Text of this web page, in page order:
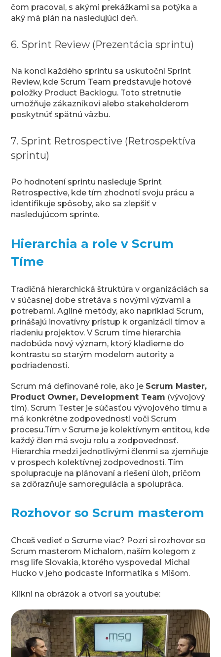
čom pracoval, s akými prekážkami sa potýka a
aký má plán na nasledujúci deň.
6. Sprint Review (Prezentácia sprintu)
Na konci každého sprintu sa uskutoční Sprint
Review, kde Scrum Team predstavuje hotové
položky Product Backlogu. Toto stretnutie
umožňuje zákazníkovi alebo stakeholderom
poskytnúť spätnú väzbu.
7. Sprint Retrospective (Retrospektíva
sprintu)
Po hodnotení sprintu nasleduje Sprint
Retrospective, kde tím zhodnotí svoju prácu a
identifikuje spôsoby, ako sa zlepšiť v
nasledujúcom sprinte.
Hierarchia a role v Scrum
Tíme
Tradičná hierarchická štruktúra v organizáciách sa
v súčasnej dobe stretáva s novými výzvami a
potrebami. Agilné metódy, ako napríklad Scrum,
prinášajú inovatívny prístup k organizácii tímov a
riadeniu projektov. V Scrum tíme hierarchia
nadobúda nový význam, ktorý kladieme do
kontrastu so starým modelom autority a
podriadenosti.
Scrum má definované role, ako je Scrum Master,
Product Owner, Development Team (vývojový
tím). Scrum Tester je súčasťou vývojového tímu a
má konkrétne zodpovednosti voči Scrum
procesu.Tím v Scrume je kolektívnym entitou, kde
každý člen má svoju rolu a zodpovednosť.
Hierarchia medzi jednotlivými členmi sa zjemňuje
v prospech kolektívnej zodpovednosti. Tím
spolupracuje na plánovaní a riešení úloh, pričom
sa zdôrazňuje samoregulácia a spolupráca.
Rozhovor so Scrum masterom
Chceš vedieť o Scrume viac? Pozri si rozhovor so
Scrum masterom Michalom, naším kolegom z
msg life Slovakia, ktorého vyspovedal Michal
Hucko v jeho podcaste Informatika s Mišom.
Klikni na obrázok a otvorí sa youtube: